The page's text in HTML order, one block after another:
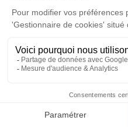
Denis GIGAULT
77 ans
Orléans (45)